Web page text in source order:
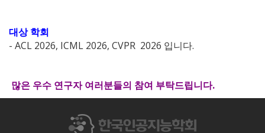
대상 학회
- ACL 2026, ICML 2026, CVPR 2026 입니다.
많은 우수 연구자 여러분들의 참여 부탁드립니다.